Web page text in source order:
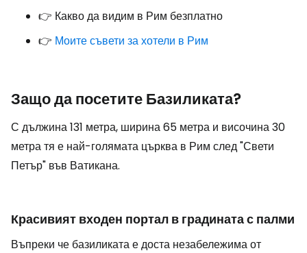
👉 Какво да видим в Рим безплатно
👉 Моите съвети за хотели в Рим
Защо да посетите Базиликата?
С дължина 131 метра, ширина 65 метра и височина 30
метра тя е най-голямата църква в Рим след "Свети
Петър" във Ватикана.
Красивият входен портал в градината с палми
Въпреки че базиликата е доста незабележима от